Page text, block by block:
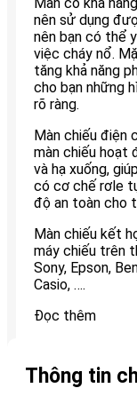
nên sử dụng
nên bạn có thể
việc cháy nổ.
tăng khả năng
cho bạn những
rõ ràng.
Màn chiếu điện
màn chiếu hoạt
và hạ xuống,
có cơ chế rơle
độ an toàn cho
Màn chiếu kết
máy chiếu trên
Sony, Epson,
Casio, ….
Đọc thêm
Thông tin